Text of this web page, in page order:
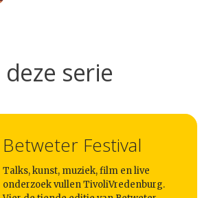
Home
Agenda
Video
Podcast
Artikelen
serie
Betweter Festival
Talks, kunst, muziek, film en live
onderzoek vullen TivoliVredenburg.